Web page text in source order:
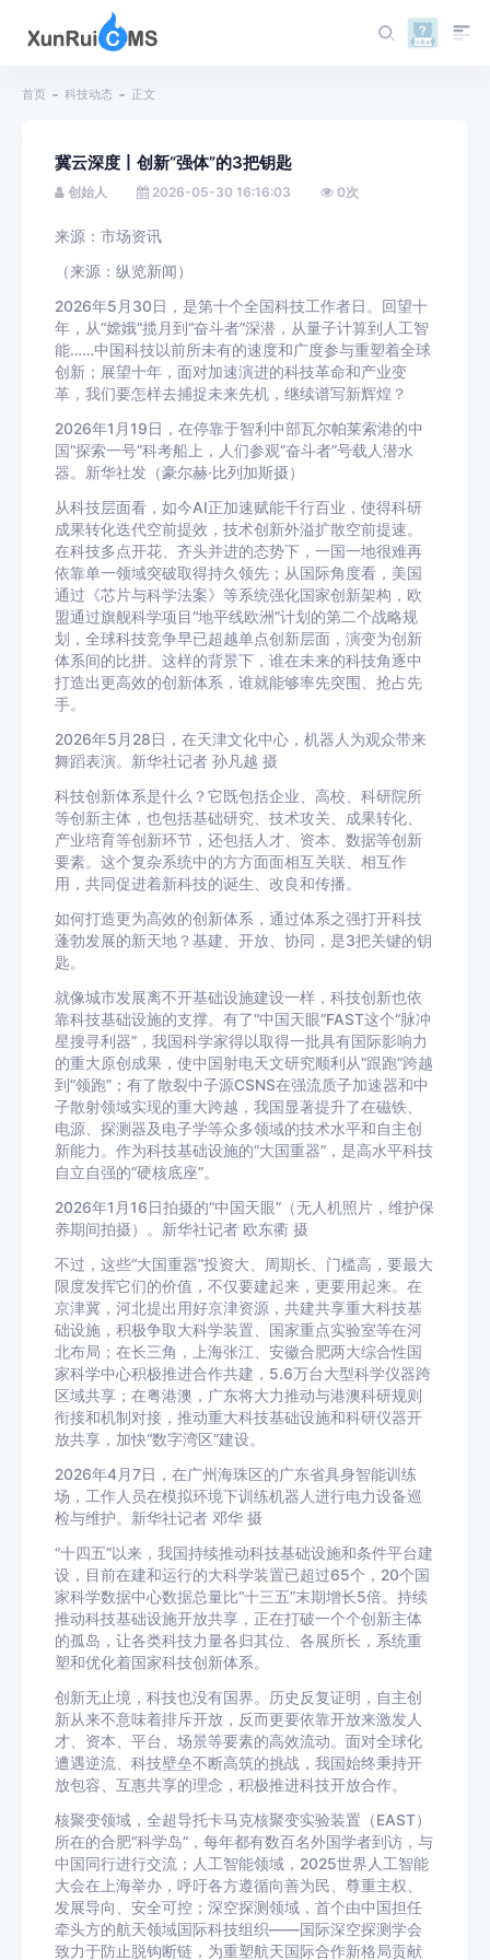
首页 科技动态 正文
冀云深度丨创新“强体”的3把钥匙
创始人 2026-05-30 16:16:03 0次
来源：市场资讯
（来源：纵览新闻）
2026年5月30日，是第十个全国科技工作者日。回望十
年，从“嫦娥”揽月到“奋斗者”深潜，从量子计算到人工智
能……中国科技以前所未有的速度和广度参与重塑着全球
创新；展望十年，面对加速演进的科技革命和产业变
革，我们要怎样去捕捉未来先机，继续谱写新辉煌？
2026年1月19日，在停靠于智利中部瓦尔帕莱索港的中
国“探索一号”科考船上，人们参观“奋斗者”号载人潜水
器。新华社发（豪尔赫·比列加斯摄）
从科技层面看，如今AI正加速赋能千行百业，使得科研
成果转化迭代空前提效，技术创新外溢扩散空前提速。
在科技多点开花、齐头并进的态势下，一国一地很难再
依靠单一领域突破取得持久领先；从国际角度看，美国
通过《芯片与科学法案》等系统强化国家创新架构，欧
盟通过旗舰科学项目“地平线欧洲”计划的第二个战略规
划，全球科技竞争早已超越单点创新层面，演变为创新
体系间的比拼。这样的背景下，谁在未来的科技角逐中
打造出更高效的创新体系，谁就能够率先突围、抢占先
手。
2026年5月28日，在天津文化中心，机器人为观众带来
舞蹈表演。新华社记者 孙凡越 摄
科技创新体系是什么？它既包括企业、高校、科研院所
等创新主体，也包括基础研究、技术攻关、成果转化、
产业培育等创新环节，还包括人才、资本、数据等创新
要素。这个复杂系统中的方方面面相互关联、相互作
用，共同促进着新科技的诞生、改良和传播。
如何打造更为高效的创新体系，通过体系之强打开科技
蓬勃发展的新天地？基建、开放、协同，是3把关键的钥
匙。
就像城市发展离不开基础设施建设一样，科技创新也依
靠科技基础设施的支撑。有了“中国天眼”FAST这个“脉冲
星搜寻利器”，我国科学家得以取得一批具有国际影响力
的重大原创成果，使中国射电天文研究顺利从“跟跑”跨越
到“领跑”；有了散裂中子源CSNS在强流质子加速器和中
子散射领域实现的重大跨越，我国显著提升了在磁铁、
电源、探测器及电子学等众多领域的技术水平和自主创
新能力。作为科技基础设施的“大国重器”，是高水平科技
自立自强的“硬核底座”。
2026年1月16日拍摄的“中国天眼”（无人机照片，维护保
养期间拍摄）。新华社记者 欧东衢 摄
不过，这些“大国重器”投资大、周期长、门槛高，要最大
限度发挥它们的价值，不仅要建起来，更要用起来。在
京津冀，河北提出用好京津资源，共建共享重大科技基
础设施，积极争取大科学装置、国家重点实验室等在河
北布局；在长三角，上海张江、安徽合肥两大综合性国
家科学中心积极推进合作共建，5.6万台大型科学仪器跨
区域共享；在粤港澳，广东将大力推动与港澳科研规则
衔接和机制对接，推动重大科技基础设施和科研仪器开
放共享，加快“数字湾区”建设。
2026年4月7日，在广州海珠区的广东省具身智能训练
场，工作人员在模拟环境下训练机器人进行电力设备巡
检与维护。新华社记者 邓华 摄
“十四五”以来，我国持续推动科技基础设施和条件平台建
设，目前在建和运行的大科学装置已超过65个，20个国
家科学数据中心数据总量比“十三五”末期增长5倍。持续
推动科技基础设施开放共享，正在打破一个个创新主体
的孤岛，让各类科技力量各归其位、各展所长，系统重
塑和优化着国家科技创新体系。
创新无止境，科技也没有国界。历史反复证明，自主创
新从来不意味着排斥开放，反而更要依靠开放来激发人
才、资本、平台、场景等要素的高效流动。面对全球化
遭遇逆流、科技壁垒不断高筑的挑战，我国始终秉持开
放包容、互惠共享的理念，积极推进科技开放合作。
核聚变领域，全超导托卡马克核聚变实验装置（EAST）
所在的合肥“科学岛”，每年都有数百名外国学者到访，与
中国同行进行交流；人工智能领域，2025世界人工智能
大会在上海举办，呼吁各方遵循向善为民、尊重主权、
发展导向、安全可控；深空探测领域，首个由中国担任
牵头方的航天领域国际科技组织——国际深空探测学会
致力于防止脱钩断链，为重塑航天国际合作新格局贡献